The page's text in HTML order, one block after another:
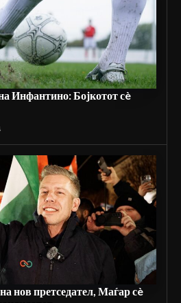
Инфантино: Бојкотот сè
нов претседател, Маѓар сè